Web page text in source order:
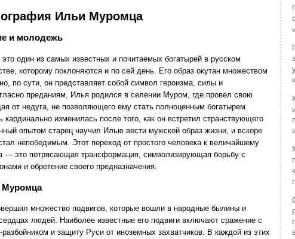
Ильи Муромца
и молодежь
один из самых известных и почитаемых богатырей в русском
которому поклоняются и по сей день. Его образ окутан множеством
по сути, он представляет собой символ героизма, силы и
преданиям, Илья родился в селении Муром, где провел свою
от недуга, не позволяющего ему стать полноценным богатырем.
кардинально изменилась после того, как он встретил странствующего
опытом старец научил Илью вести мужской образ жизни, и вскоре
непобедимым. Этот переход от простого человека к величайшему
— это потрясающая трансформация, символизирующая борьбу с
и обретение своего предназначения.
Муромца
множество подвигов, которые вошли в народные былины и
людей. Наиболее известные его подвиги включают сражение с
и защиту Руси от иноземных захватчиков. В каждой из этих